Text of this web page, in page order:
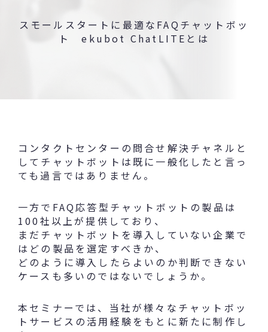
スモールスタートに最適なFAQチャットボッ
ト ekubot ChatLITEとは
コンタクトセンターの問合せ解決チャネルと
してチャットボットは既に一般化したと言っ
ても過言ではありません。
一方でFAQ応答型チャットボットの製品は
100社以上が提供しており、
まだチャットボットを導入していない企業で
はどの製品を選定すべきか、
どのように導入したらよいのか判断できない
ケースも多いのではないでしょうか。
本セミナーでは、当社が様々なチャットボッ
トサービスの活用経験をもとに新たに制作し